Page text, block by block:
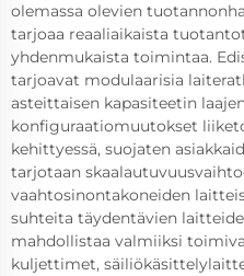
olemassa olevien
tarjoaa reaaliaikaista
yhdenmukaista toimintaa.
tarjoavat modulaarisia
asteittaisen kapasiteetin
konfiguraatiomuutokset
kehittyessä, suojaten
tarjotaan
vaahtosinontakoneiden
suhteita täydentävien
mahdollistaa valmiiksi
kuljettimet,